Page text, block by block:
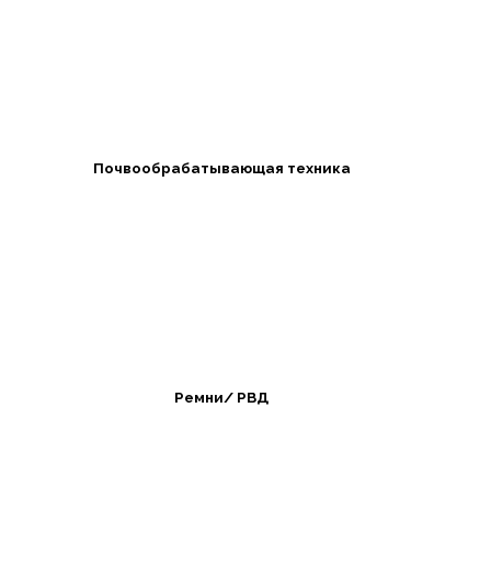
Почвообрабатывающая техника
Ремни/ РВД